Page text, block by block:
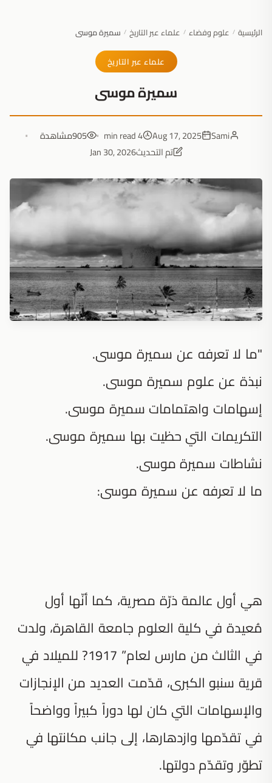
الرئيسية / علوم وفضاء / علماء عبر التاريخ / سميرة موسى
علماء عبر التاريخ
سميرة موسى
Sami
Aug 17, 2025
4 min read
905مشاهدة
تم التحديثJan 30, 2026
"ما لا تعرفه عن سميرة موسى.
نبذة عن علوم سميرة موسى.
إسهامات واهتمامات سميرة موسى.
التكريمات التي حظيت بها سميرة موسى.
نشاطات سميرة موسى.
ما لا تعرفه عن سميرة موسى:
هي أول عالمة ذرّة مصرية، كما أنّها أول
مُعيدة في كلية العلوم جامعة القاهرة، ولدت
في الثالث من مارس لعام” 1917? للميلاد في
قرية سنبو الكبرى، قدّمت العديد من الإنجازات
والإسهامات التي كان لها دوراً كبيراً وواضحاً
في تقدّمها وازدهارها، إلى جانب مكانتها في
تطوّر وتقدّم دولتها.